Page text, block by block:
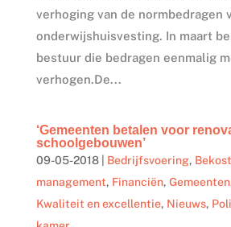
verhoging van de normbedragen
onderwijshuisvesting. In maart
bestuur die bedragen eenmalig
verhogen.De...
‘Gemeenten betalen voor
schoolgebouwen’
09-05-2018| Bedrijfsvoering,
management, Financiën, Gemeenten
Kwaliteit en excellentie, Nieuws,